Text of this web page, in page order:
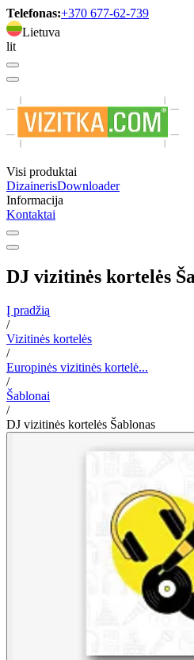
Telefonas:+370 677-62-739
Lietuva
lit
Visi produktai
DizainerisDownloader
Informacija
Kontaktai
DJ vizitinės kortelės
Į pradžią
/
Vizitinės kortelės
/
Europinės vizitinės kortelė...
/
Šablonai
/
DJ vizitinės kortelės Šablonas